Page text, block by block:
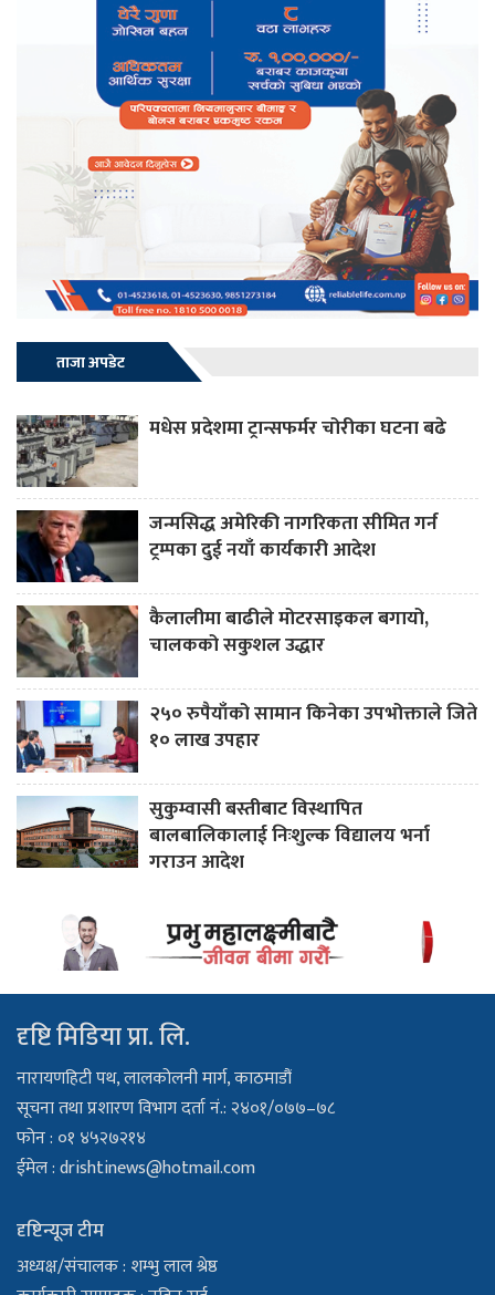
ताजा अपडेट
मधेस प्रदेशमा ट्रान्सफर्मर चोरीका घटना बढे
जन्मसिद्ध अमेरिकी नागरिकता सीमित गर्न
ट्रम्पका दुई नयाँ कार्यकारी आदेश
कैलालीमा बाढीले मोटरसाइकल बगायो,
चालकको सकुशल उद्धार
२५० रुपैयाँको सामान किनेका उपभोक्ताले जिते
१० लाख उपहार
सुकुम्वासी बस्तीबाट विस्थापित
बालबालिकालाई निःशुल्क विद्यालय भर्ना
गराउन आदेश
दृष्टि मिडिया प्रा. लि.
नारायणहिटी पथ, लालकोलनी मार्ग, काठमाडौं
सूचना तथा प्रशारण विभाग दर्ता नं.: २४०१/०७७–७८
फोन : ०१ ४५२७२१४
ईमेल :drishtinews@hotmail.com
दृष्टिन्यूज टीम
अध्यक्ष/संचालक : शम्भु लाल श्रेष्ठ